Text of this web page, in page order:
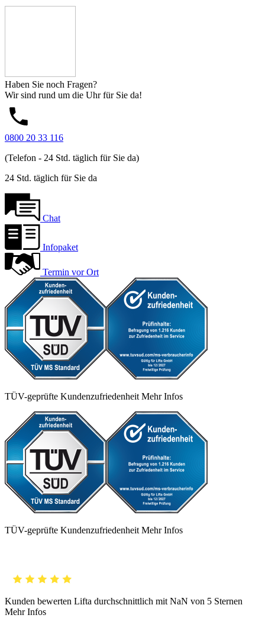
Haben Sie noch Fragen?
Wir sind rund um die Uhr für Sie da!
0800 20 33 116
(Telefon - 24 Std. täglich für Sie da)
24 Std. täglich für Sie da
Chat
Infopaket
Termin vor Ort
TÜV-geprüfte Kundenzufriedenheit Mehr Infos
TÜV-geprüfte Kundenzufriedenheit Mehr Infos
Kunden bewerten Lifta durchschnittlich mit NaN von 5 Sternen
Mehr Infos